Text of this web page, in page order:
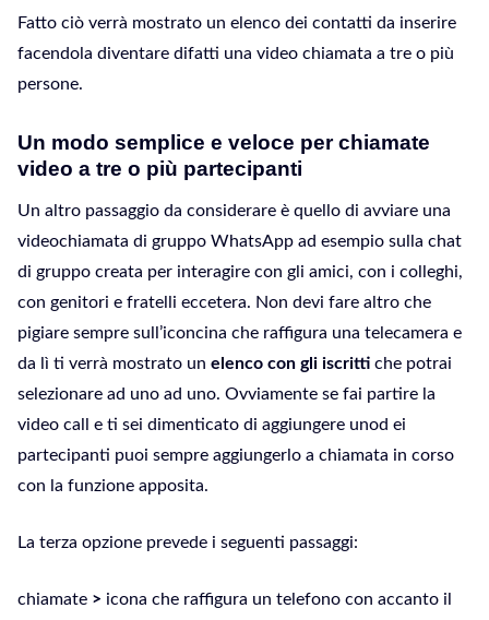
Fatto ciò verrà mostrato un elenco dei contatti da inserire
facendola diventare difatti una video chiamata a tre o più
persone.
Un modo semplice e veloce per chiamate
video a tre o più partecipanti
Un altro passaggio da considerare è quello di avviare una
videochiamata di gruppo WhatsApp ad esempio sulla chat
di gruppo creata per interagire con gli amici, con i colleghi,
con genitori e fratelli eccetera. Non devi fare altro che
pigiare sempre sull’iconcina che raffigura una telecamera e
da lì ti verrà mostrato un elenco con gli iscritti che potrai
selezionare ad uno ad uno. Ovviamente se fai partire la
video call e ti sei dimenticato di aggiungere unod ei
partecipanti puoi sempre aggiungerlo a chiamata in corso
con la funzione apposita.
La terza opzione prevede i seguenti passaggi:
chiamate > icona che raffigura un telefono con accanto il